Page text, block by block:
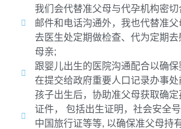
我们会代替准父母与代孕机构密
邮件和电话沟通外，我也代替准
去医生处定期做检查、代为定期
母亲;
跟婴儿出生的医院沟通配合以确
在提交给政府重要人口记录办事处
孩子出生后，协助准父母获取确
证件， 包括出生证明，社会安全
中国旅行证等等, 以确保准父母持